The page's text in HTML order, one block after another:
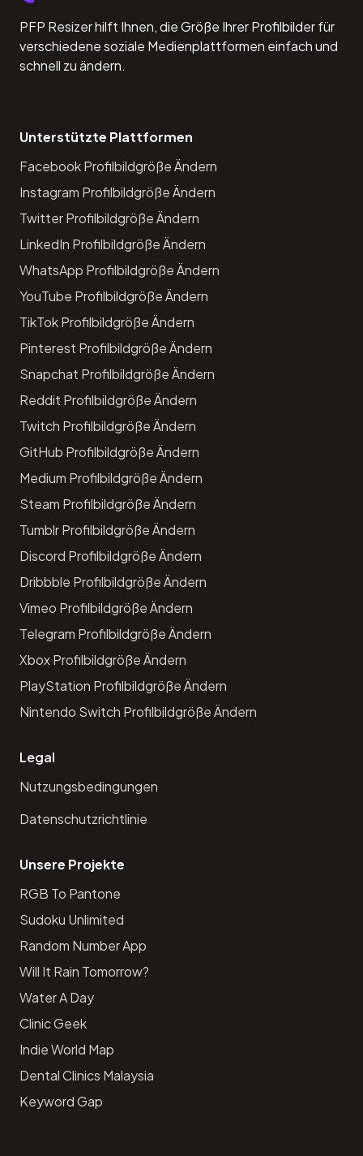
PFP Resizer hilft Ihnen, die Größe Ihrer Profilbilder für
verschiedene soziale Medienplattformen einfach und
schnell zu ändern.
Unterstützte Plattformen
Facebook Profilbildgröße Ändern
Instagram Profilbildgröße Ändern
Twitter Profilbildgröße Ändern
LinkedIn Profilbildgröße Ändern
WhatsApp Profilbildgröße Ändern
YouTube Profilbildgröße Ändern
TikTok Profilbildgröße Ändern
Pinterest Profilbildgröße Ändern
Snapchat Profilbildgröße Ändern
Reddit Profilbildgröße Ändern
Twitch Profilbildgröße Ändern
GitHub Profilbildgröße Ändern
Medium Profilbildgröße Ändern
Steam Profilbildgröße Ändern
Tumblr Profilbildgröße Ändern
Discord Profilbildgröße Ändern
Dribbble Profilbildgröße Ändern
Vimeo Profilbildgröße Ändern
Telegram Profilbildgröße Ändern
Xbox Profilbildgröße Ändern
PlayStation Profilbildgröße Ändern
Nintendo Switch Profilbildgröße Ändern
Legal
Nutzungsbedingungen
Datenschutzrichtlinie
Unsere Projekte
RGB To Pantone
Sudoku Unlimited
Random Number App
Will It Rain Tomorrow?
Water A Day
Clinic Geek
Indie World Map
Dental Clinics Malaysia
Keyword Gap